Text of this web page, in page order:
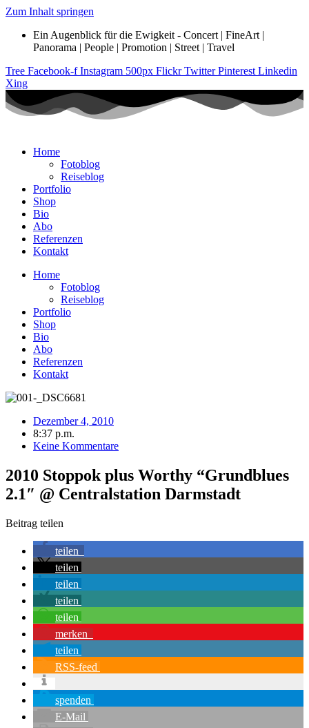
Zum Inhalt springen
Ein Augenblick für die Ewigkeit - Concert | FineArt |
Panorama | People | Promotion | Street | Travel
Tree Facebook-f Instagram 500px Flickr Twitter Pinterest Linkedin
Xing
Home
Fotoblog
Reiseblog
Portfolio
Shop
Bio
Abo
Referenzen
Kontakt
Home
Fotoblog
Reiseblog
Portfolio
Shop
Bio
Abo
Referenzen
Kontakt
Dezember 4, 2010
8:37 p.m.
Keine Kommentare
2010 Stoppok plus Worthy “Grundblues
2.1″ @ Centralstation Darmstadt
Beitrag teilen
teilen
teilen
teilen
teilen
teilen
merken
teilen
RSS-feed
spenden
E-Mail